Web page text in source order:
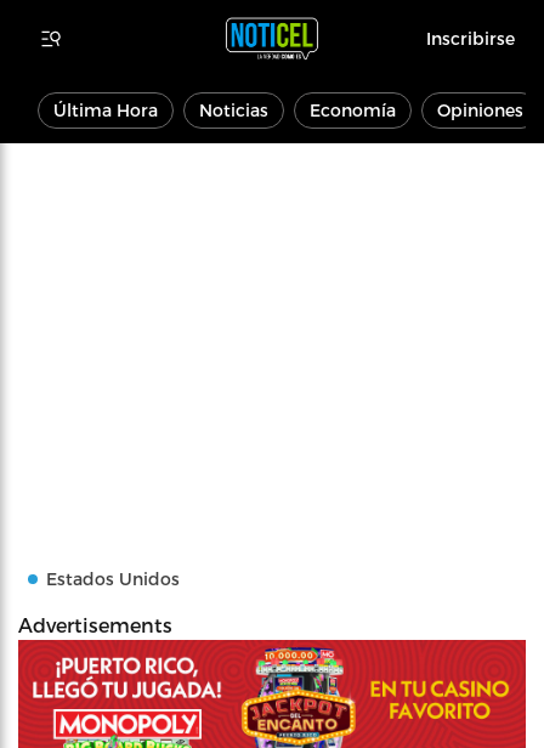
Inscribirse
Última Hora Noticias Economía Opiniones
Estados Unidos
Advertisements